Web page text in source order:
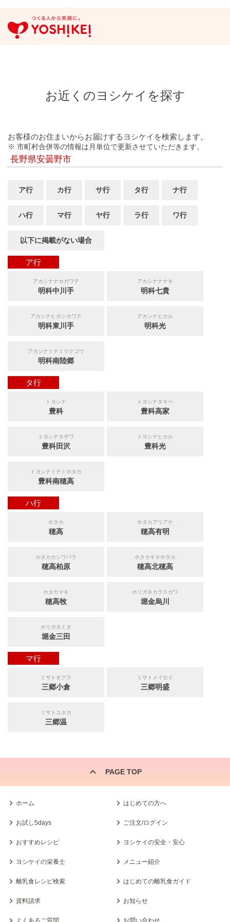
お近くのヨシケイを探す
お客様のお住まいからお届けするヨシケイを検索します。
※ 市町村合併等の情報は月単位で更新させていただきます。
長野県安曇野市
ア行 カ行 サ行 タ行 ナ行
ハ行 マ行 ヤ行 ラ行 ワ行
以下に掲載がない場合
ア行
アカシナナカガワテ
明科中川手
アカシナナナキ
明科七貴
アカシナヒガシカワテ
明科東川手
アカシナヒカル
明科光
アカシナミナミリクゴウ
明科南陸郷
タ行
トヨシナ
豊科
トヨシナタキベ
豊科高家
トヨシナタザワ
豊科田沢
トヨシナヒカル
豊科光
トヨシナミナミホタカ
豊科南穂高
ハ行
ホタカ
穂高
ホタカアリアケ
穂高有明
ホタカカシワバラ
穂高柏原
ホタカキタホタカ
穂高北穂高
ホタカマキ
穂高牧
ホリガネカラスガワ
堀金烏川
ホリガネミタ
堀金三田
マ行
ミサトオグラ
三郷小倉
ミサトメイセイ
三郷明盛
ミサトユタカ
三郷温
PAGE TOP
ホーム はじめての方へ
お試し5days ご注文/ログイン
おすすめレシピ ヨシケイの安全・安心
ヨシケイの栄養士 メニュー紹介
離乳食レシピ検索 はじめての離乳食ガイド
資料請求 お知らせ
よくあるご質問 お問い合わせ